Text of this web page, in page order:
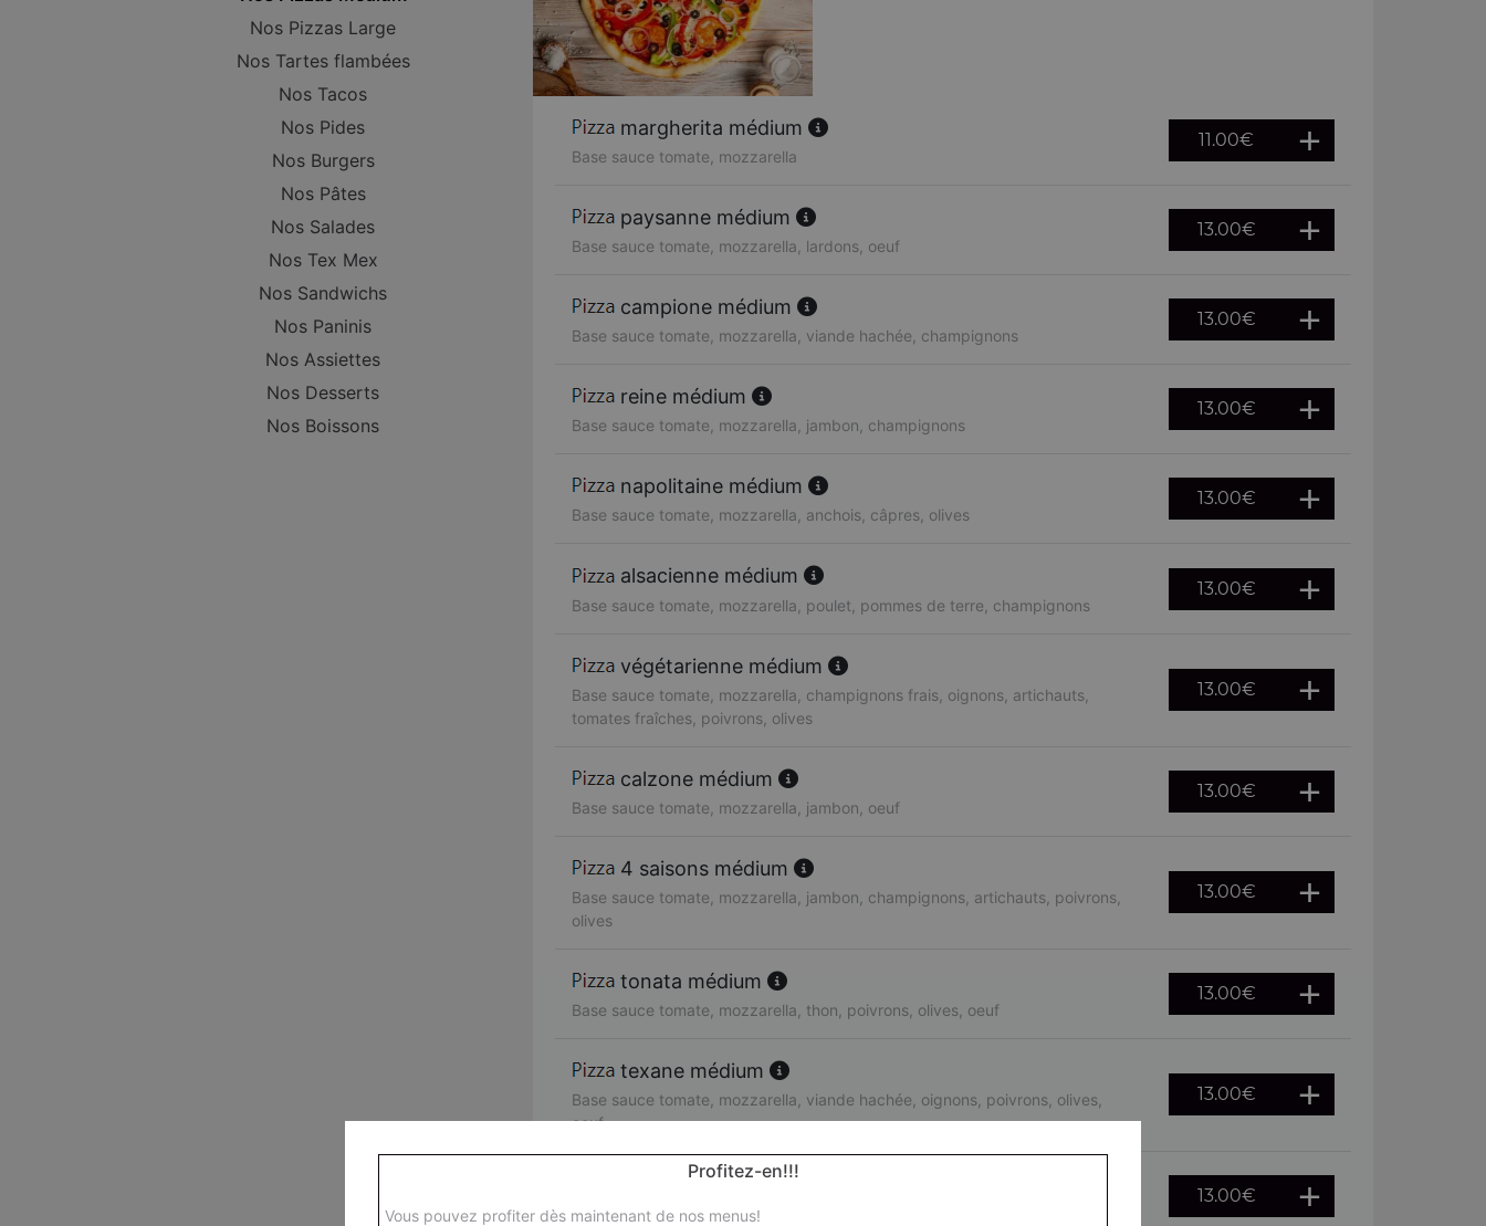
Nos Pizzas Large
Nos Tartes flambées
Nos Tacos
Nos Pides
Nos Burgers
Nos Pâtes
Nos Salades
Nos Tex Mex
Nos Sandwichs
Nos Paninis
Nos Assiettes
Nos Desserts
Nos Boissons
margherita médium
Base sauce tomate, mozzarella
11.00€
paysanne médium
Base sauce tomate, mozzarella, lardons, oeuf
13.00€
campione médium
Base sauce tomate, mozzarella, viande hachée, champignons
13.00€
reine médium
Base sauce tomate, mozzarella, jambon, champignons
13.00€
napolitaine médium
Base sauce tomate, mozzarella, anchois, câpres, olives
13.00€
alsacienne médium
Base sauce tomate, mozzarella, poulet, pommes de terre, champignons
13.00€
végétarienne médium
Base sauce tomate, mozzarella, champignons frais, oignons, artichauts,
tomates fraîches, poivrons, olives
13.00€
calzone médium
Base sauce tomate, mozzarella, jambon, oeuf
13.00€
4 saisons médium
Base sauce tomate, mozzarella, jambon, champignons, artichauts, poivrons,
olives
13.00€
tonata médium
Base sauce tomate, mozzarella, thon, poivrons, olives, oeuf
13.00€
texane médium
Base sauce tomate, mozzarella, viande hachée, oignons, poivrons, olives,
oeuf
13.00€
orientale médium
Base sauce tomate, mozzarella, merguez, poivrons, olives, oeuf
13.00€
Profitez-en!!!
Vous pouvez profiter dès maintenant de nos menus!